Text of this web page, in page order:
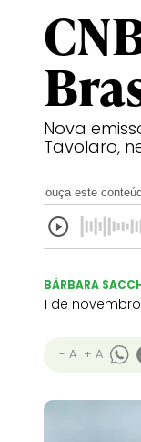
Nova
Tavolaro,
ouça este
BÁRBARA
1 de novembro
- A + A